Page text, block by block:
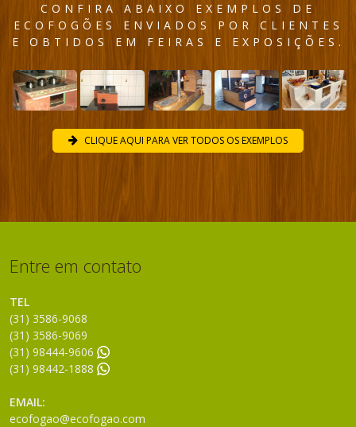
CONFIRA ABAIXO EXEMPLOS DE
ECOFOGÕES ENVIADOS POR CLIENTES
E OBTIDOS EM FEIRAS E EXPOSIÇÕES.
CLIQUE AQUI PARA VER TODOS OS EXEMPLOS
Entre em contato
TEL
(31) 3586-9068
(31) 3586-9069
(31) 98444-9606
(31) 98442-1888
EMAIL:
ecofogao@ecofogao.com